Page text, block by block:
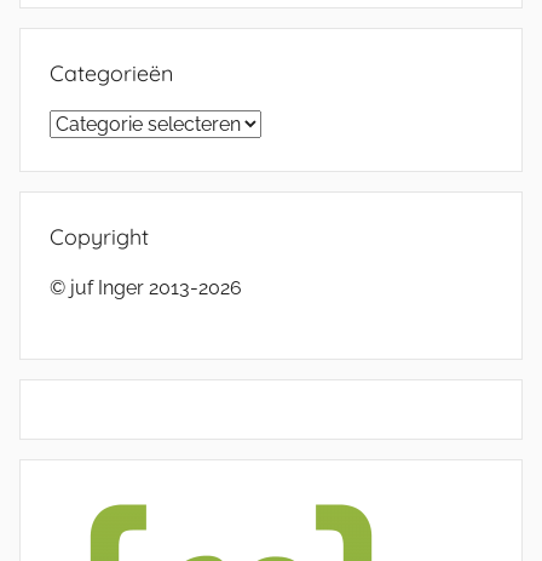
Categorieën
Categorieën
Copyright
© juf Inger 2013-2026